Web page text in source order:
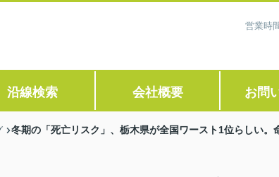
営業時
沿線検索 会社概要 お問
冬期の「死亡リスク」、栃木県が全国ワースト1位らしい